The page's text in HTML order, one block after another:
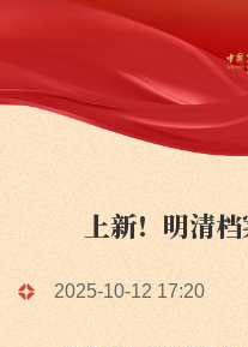
上新！明清
2025-10-12 17:20